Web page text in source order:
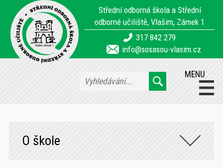
Střední odborná škola a Střední
odborné učiliště, Vlašim, Zámek 1
317 842 279
info@sosasou-vlasim.cz
MENU
O škole